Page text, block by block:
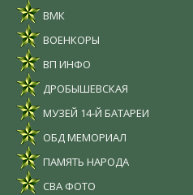
ВМК
ВОЕНКОРЫ
ВП ИНФО
ДРОБЫШЕВСКАЯ
МУЗЕЙ 14-Й БАТАРЕИ
ОБД МЕМОРИАЛ
ПАМЯТЬ НАРОДА
СВА ФОТО